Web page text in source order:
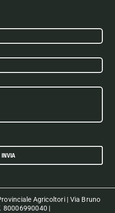
INVIA
Agricoltori | Via Bruno
80006990040 |